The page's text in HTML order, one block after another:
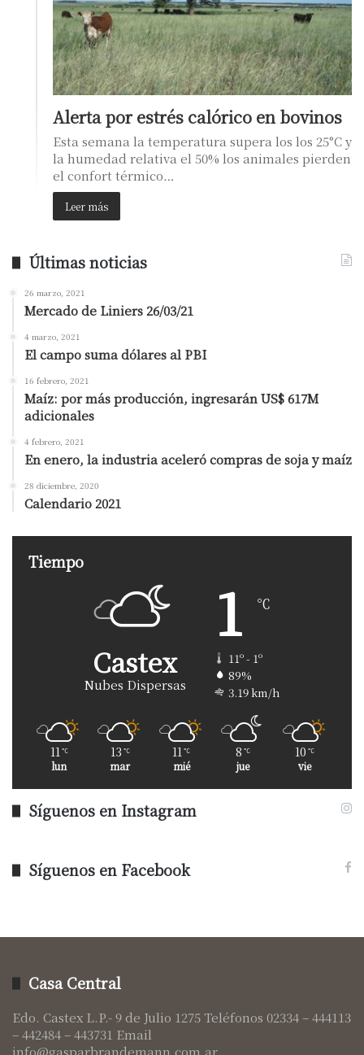
Alerta por estrés calórico en bovinos
Esta semana la temperatura supera los los 25°C y
la humedad relativa el 50% los animales pierden
el confort térmico…
Leer más
Últimas noticias
26 marzo, 2021
Mercado de Liniers 26/03/21
4 marzo, 2021
El campo suma dólares al PBI
16 febrero, 2021
Maíz: por más producción, ingresarán US$ 617M
adicionales
4 febrero, 2021
En enero, la industria aceleró compras de soja y maíz
28 diciembre, 2020
Calendario 2021
Tiempo
Castex
Nubes Dispersas
1 ℃
11º - 1º
89%
3.19 km/h
11 ℃
lun
13 ℃
mar
11℃
mié
8 ℃
jue
10 ℃
vie
Síguenos en Instagram
Síguenos en Facebook
Casa Central
Edo. Castex L.P.- 9 de Julio 1275 Teléfonos 02334 – 444113
– 442484 – 443731 Email
info@gasparbrandemann.com.ar